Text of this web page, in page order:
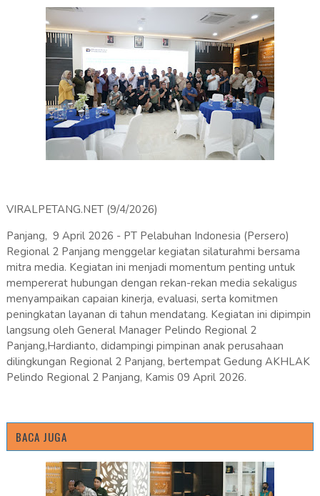
VIRALPETANG.NET (9/4/2026)
Panjang, 9 April 2026 - PT Pelabuhan Indonesia (Persero)
Regional 2 Panjang menggelar kegiatan silaturahmi bersama
mitra media. Kegiatan ini menjadi momentum penting untuk
mempererat hubungan dengan rekan-rekan media sekaligus
menyampaikan capaian kinerja, evaluasi, serta komitmen
peningkatan layanan di tahun mendatang. Kegiatan ini dipimpin
langsung oleh General Manager Pelindo Regional 2
Panjang,Hardianto, didampingi pimpinan anak perusahaan
dilingkungan Regional 2 Panjang, bertempat Gedung AKHLAK
Pelindo Regional 2 Panjang, Kamis 09 April 2026.
BACA JUGA